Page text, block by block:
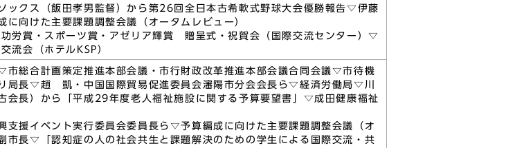
ックス（飯田孝男監督）から第26回全日本古希軟式野球大会優勝報告▽伊藤
向けた主要課題調整会議（オータムレビュー）
労賞・スポーツ賞・アゼリア輝賞 贈呈式・祝賀会（国際交流センター）▽
流会（ホテルKSP）
総合計画策定推進本部会議・市行財政改革推進本部会議合同会議▽市待機
局長▽趙 凱・中国国際貿易促進委員会瀋陽市分会会長ら▽経済労働局▽川
会長）から「平成29年度老人福祉施設に関する予算要望書」▽成田健康福祉
支援イベント実行委員会委員長ら▽予算編成に向けた主要課題調整会議（オ
長▽「認知症の人の社会共生と課題解決のための学生による国際交流・共